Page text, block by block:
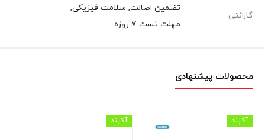
گارانتی
تضمین اصالت, سلامت فیزیکی,
مهلت تست 7 روزه
محصولات پیشنهادی
آکبند آکبند